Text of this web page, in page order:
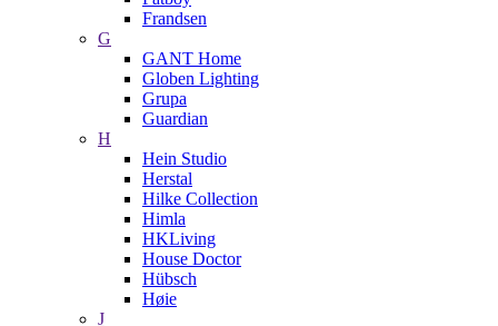
Frandsen
G
GANT Home
Globen Lighting
Grupa
Guardian
H
Hein Studio
Herstal
Hilke Collection
Himla
HKLiving
House Doctor
Hübsch
Høie
J